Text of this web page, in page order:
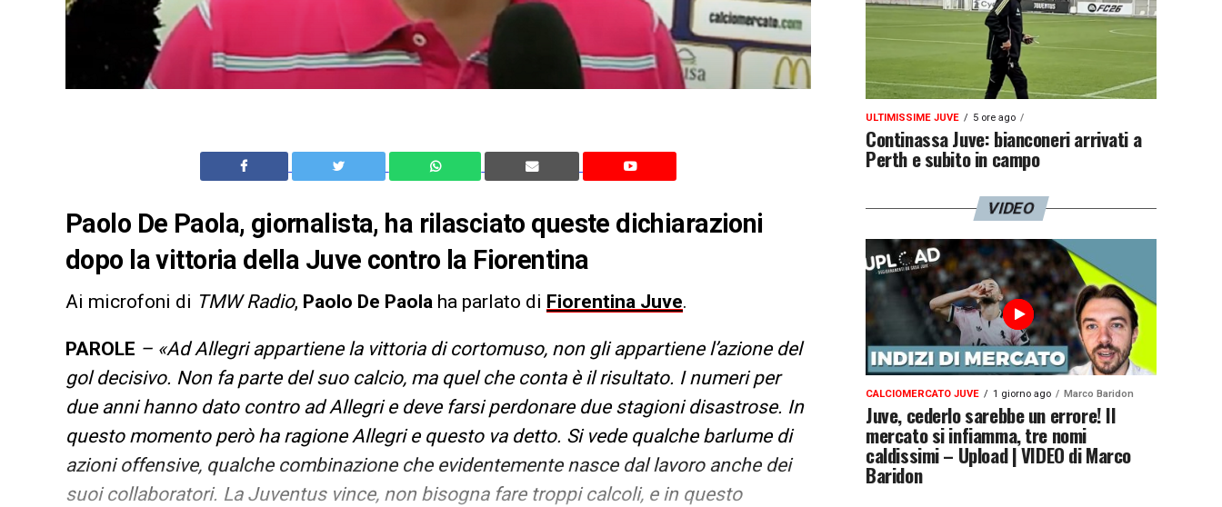
Paolo De Paola, giornalista, ha rilasciato queste dichiarazioni
dopo la vittoria della Juve contro la Fiorentina
Ai microfoni di TMW Radio, Paolo De Paola ha parlato di Fiorentina Juve.
PAROLE – «Ad Allegri appartiene la vittoria di cortomuso, non gli appartiene l’azione del
gol decisivo. Non fa parte del suo calcio, ma quel che conta è il risultato. I numeri per
due anni hanno dato contro ad Allegri e deve farsi perdonare due stagioni disastrose. In
questo momento però ha ragione Allegri e questo va detto. Si vede qualche barlume di
azioni offensive, qualche combinazione che evidentemente nasce dal lavoro anche dei
suoi collaboratori. La Juventus vince, non bisogna fare troppi calcoli, e in questo
ULTIMISSIME JUVE 5 ore ago
Continassa Juve: bianconeri arrivati a
Perth e subito in campo
VIDEO
CALCIOMERCATO JUVE 1 giorno ago Marco Baridon
Juve, cederlo sarebbe un errore! Il
mercato si infiamma, tre nomi
caldissimi – Upload | VIDEO di Marco
Baridon